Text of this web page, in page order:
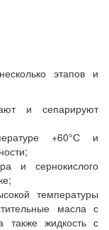
этапов и
и сепарируют
+60°С и
и сернокислого
температуры
масла с
также жидкость с